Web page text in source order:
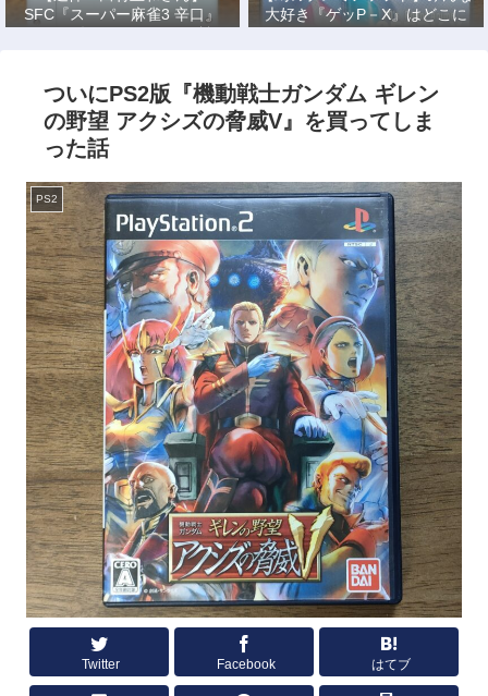
SFC『スーパー麻雀3 辛口』
で、あの名優になりきって戦っ
大好き『ゲッP－X』はどこに
もない！
ついにPS2版『機動戦士ガンダム ギレン
の野望 アクシズの脅威V』を買ってしま
った話
PS2
Twitter Facebook はてブ